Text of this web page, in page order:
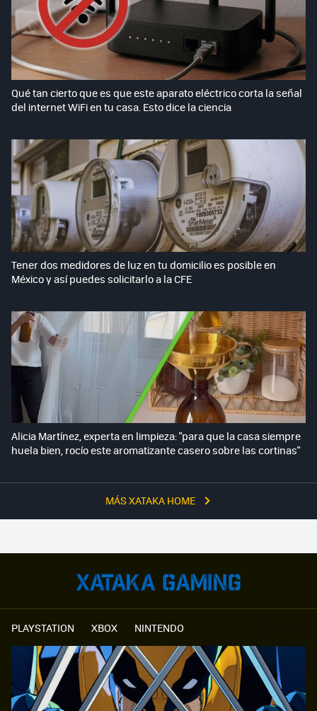
MÁS XATAKA HOME
Qué tan cierto que es que este aparato eléctrico corta la señal
del internet WiFi en tu casa. Esto dice la ciencia
Tener dos medidores de luz en tu domicilio es posible en
México y así puedes solicitarlo a la CFE
Alicia Martínez, experta en limpieza: "para que la casa siempre
huela bien, rocío este aromatizante casero sobre las cortinas"
PLAYSTATION XBOX NINTENDO